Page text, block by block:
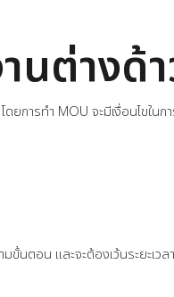
านต่าง
ยการทำ MOU จะมีเงื่อนไขในก
ขั้นตอน และจะต้องเว้นระยะเว